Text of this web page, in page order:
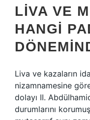
LIVA VE
HANGI
Liva ve kazaların
nizamnamesine
dolayı II.
durumlarını